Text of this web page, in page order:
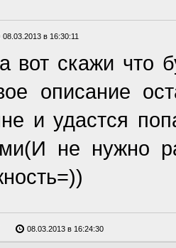
08.03.2013 в 16:30:11
вот скажи что
описание
и удастся
не нужно
08.03.2013 в 16:24:30